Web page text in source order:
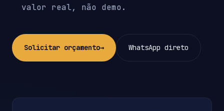
valor real, não demo.
Solicitar orçamento→ WhatsApp direto